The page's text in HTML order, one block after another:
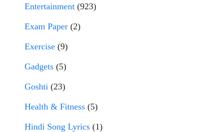
Entertainment (923)
Exam Paper (2)
Exercise (9)
Gadgets (5)
Goshti (23)
Health & Fitness (5)
Hindi Song Lyrics (1)